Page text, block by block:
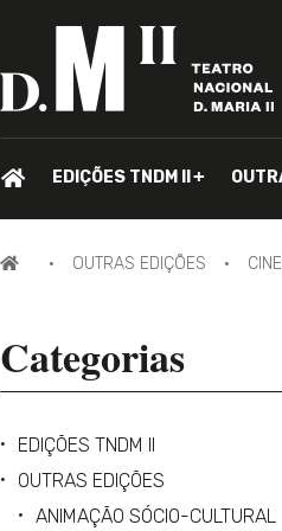
PÁGINA
EDIÇÕES TNDM II
PÁGINA OUTRAS EDIÇÕES
Categorias
EDIÇÕES TNDM II
OUTRAS EDIÇÕES
ANIMAÇÃO SÓCIO-CULTURAL